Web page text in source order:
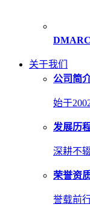
关于我们
公司简
始于
发展历
深耕不
荣誉资
誉载前